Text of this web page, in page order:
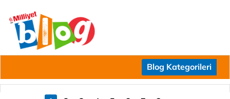
Blog Kategorileri